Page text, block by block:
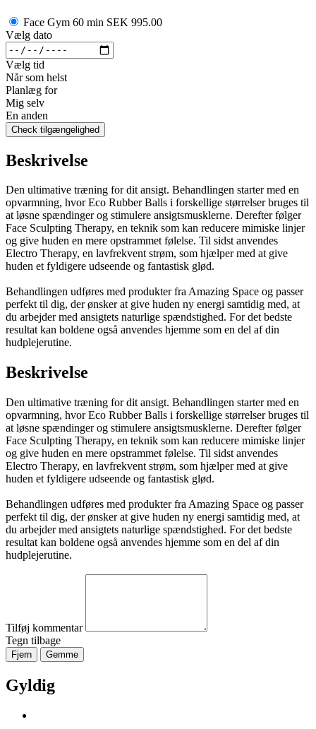
Face Gym 60 min SEK 995.00
Vælg dato
Vælg tid
Når som helst
Planlæg for
Mig selv
En anden
Check tilgængelighed
Beskrivelse
Den ultimative træning for dit ansigt. Behandlingen starter med en
opvarmning, hvor Eco Rubber Balls i forskellige størrelser bruges til
at løsne spændinger og stimulere ansigtsmusklerne. Derefter følger
Face Sculpting Therapy, en teknik som kan reducere mimiske linjer
og give huden en mere opstrammet følelse. Til sidst anvendes
Electro Therapy, en lavfrekvent strøm, som hjælper med at give
huden et fyldigere udseende og fantastisk glød.
Behandlingen udføres med produkter fra Amazing Space og passer
perfekt til dig, der ønsker at give huden ny energi samtidig med, at
du arbejder med ansigtets naturlige spændstighed. For det bedste
resultat kan boldene også anvendes hjemme som en del af din
hudplejerutine.
Beskrivelse
Den ultimative træning for dit ansigt. Behandlingen starter med en
opvarmning, hvor Eco Rubber Balls i forskellige størrelser bruges til
at løsne spændinger og stimulere ansigtsmusklerne. Derefter følger
Face Sculpting Therapy, en teknik som kan reducere mimiske linjer
og give huden en mere opstrammet følelse. Til sidst anvendes
Electro Therapy, en lavfrekvent strøm, som hjælper med at give
huden et fyldigere udseende og fantastisk glød.
Behandlingen udføres med produkter fra Amazing Space og passer
perfekt til dig, der ønsker at give huden ny energi samtidig med, at
du arbejder med ansigtets naturlige spændstighed. For det bedste
resultat kan boldene også anvendes hjemme som en del af din
hudplejerutine.
Tilføj kommentar
Tegn tilbage
Fjern Gemme
Gyldig